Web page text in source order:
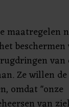
maatregelen
beschermen
van
Ze willen de
omdat "onze